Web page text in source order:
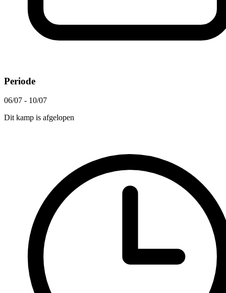
Periode
06/07 - 10/07
Dit kamp is afgelopen